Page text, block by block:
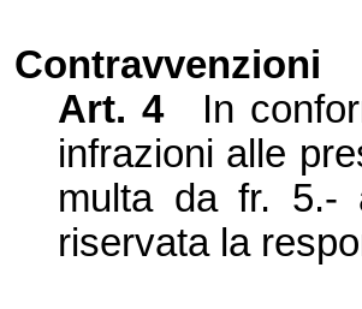
Contravvenzioni
Art. 4
In
infrazioni alle
multa da fr. 5.-
riservata la